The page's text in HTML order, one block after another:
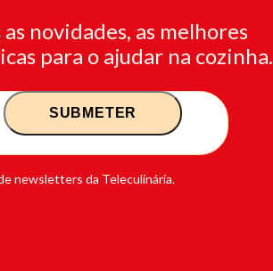
novidades, as melhores
para o ajudar na cozinha.
newsletters da Teleculinária.